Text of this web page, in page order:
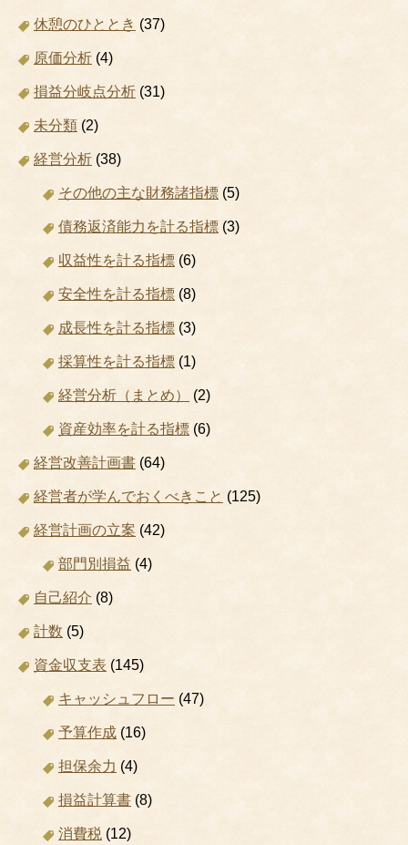
休憩のひととき (37)
原価分析 (4)
損益分岐点分析 (31)
未分類 (2)
経営分析 (38)
その他の主な財務諸指標 (5)
債務返済能力を計る指標 (3)
収益性を計る指標 (6)
安全性を計る指標 (8)
成長性を計る指標 (3)
採算性を計る指標 (1)
経営分析（まとめ） (2)
資産効率を計る指標 (6)
経営改善計画書 (64)
経営者が学んでおくべきこと (125)
経営計画の立案 (42)
部門別損益 (4)
自己紹介 (8)
計数 (5)
資金収支表 (145)
キャッシュフロー (47)
予算作成 (16)
担保余力 (4)
損益計算書 (8)
消費税 (12)